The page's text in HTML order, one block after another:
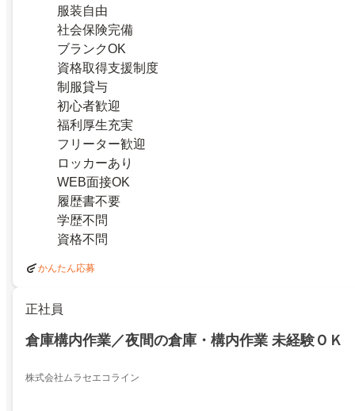
服装自由
社会保険完備
ブランクOK
資格取得支援制度
制服貸与
初心者歓迎
福利厚生充実
フリーター歓迎
ロッカーあり
WEB面接OK
履歴書不要
学歴不問
資格不問
かんたん応募
正社員
倉庫構内作業／夜間の倉庫・構内作業 未経験ＯＫ
株式会社ムラセエコライン